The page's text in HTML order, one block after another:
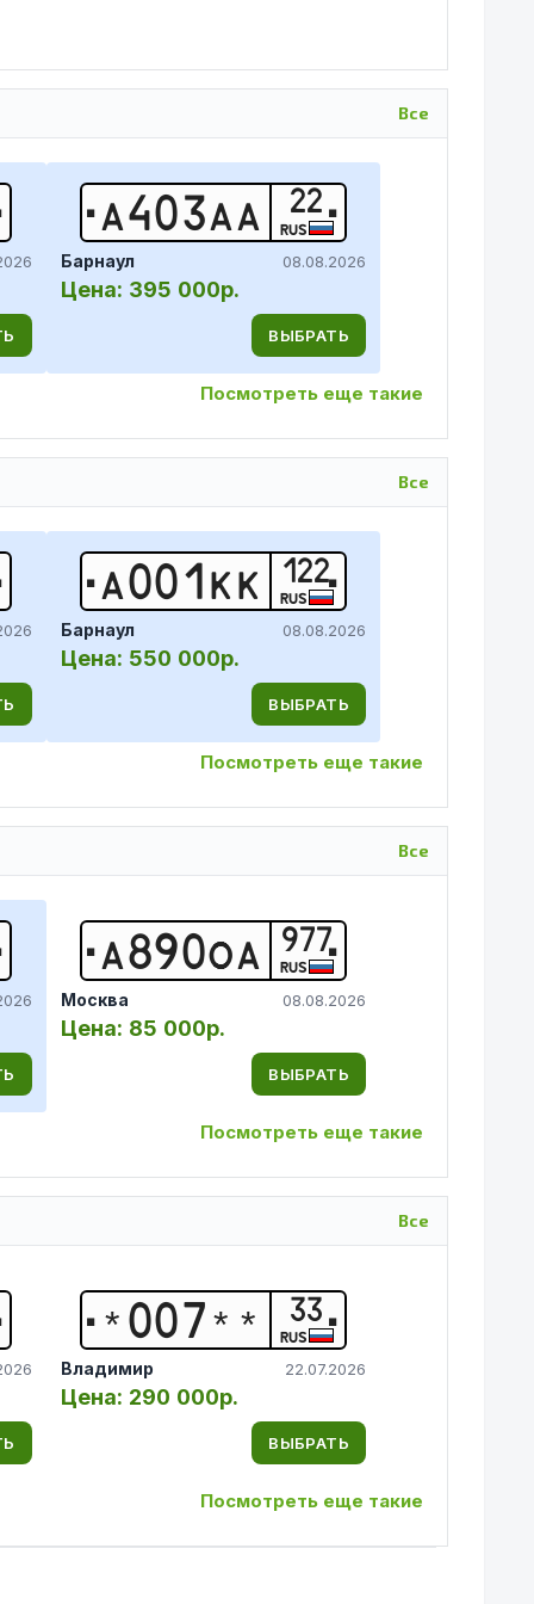
Все
А403А А 22
RUS
Барнаул 08.08.2026
Цена: 395 000р.
ВЫБРАТЬ
Посмотреть еще такие
Все
А001 К К 122
RUS
Барнаул 08.08.2026
Цена: 550 000р.
ВЫБРАТЬ
Посмотреть еще такие
Все
А 890ОА 977
RUS
Москва 08.08.2026
Цена: 85 000р.
ВЫБРАТЬ
Посмотреть еще такие
Все
* 007 * * 33
RUS
Владимир 22.07.2026
Цена: 290 000р.
ВЫБРАТЬ
Посмотреть еще такие